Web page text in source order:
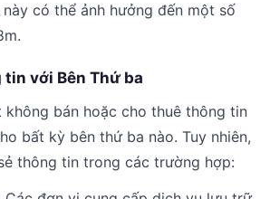
có thể ảnh hưởng đến một số
tin với Bên Thứ ba
không bán hoặc cho thuê thông tin
bất kỳ bên thứ ba nào. Tuy nhiên,
thông tin trong các trường hợp: